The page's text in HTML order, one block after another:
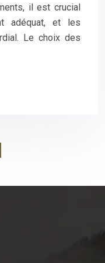
il est crucial
adéquat, et les
Le choix des